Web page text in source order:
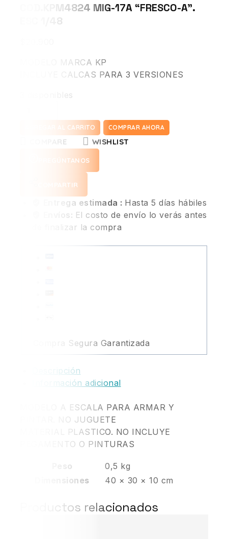
COD.KPM4824 MIG-17A “FRESCO-A”.
ESC 1/48
MODELO MARCA KP
INCLUYE CALCAS PARA 3 VERSIONES
3 disponibles
AGREGAR AL CARRITO COMPRAR AHORA
COMPARE WISHLIST
PREGÚNTANOS
COMPARTIR
Entrega estimada : Hasta 5 días hábiles
Envíos: El costo de envío lo verás antes
de finalizar la compra
Compra Segura Garantizada
Descripción
Información adicional
MODELO A ESCALA PARA ARMAR Y
PINTAR. NO JUGUETE
MATERIAL PLASTICO. NO INCLUYE
PEGAMENTO O PINTURAS
Peso
0,5 kg
Dimensiones
40 × 30 × 10 cm
Productos relacionados